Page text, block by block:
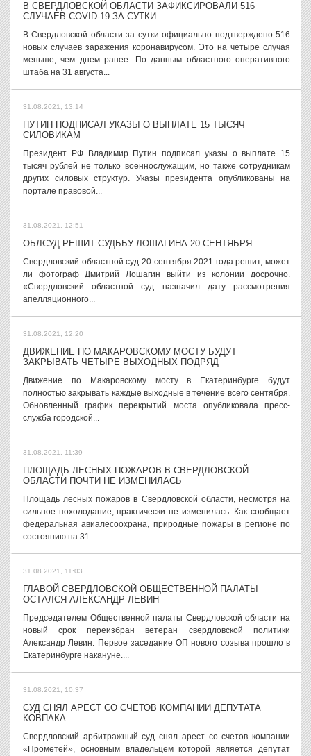
В СВЕРДЛОВСКОЙ ОБЛАСТИ ЗАФИКСИРОВАЛИ 516
СЛУЧАЕВ COVID-19 ЗА СУТКИ
В Свердловской области за сутки официально подтверждено 516
новых случаев заражения коронавирусом. Это на четыре случая
меньше, чем днем ранее. По данным областного оперативного
штаба на 31 августа...
31.08.2021, 13:14
ПУТИН ПОДПИСАЛ УКАЗЫ О ВЫПЛАТЕ 15 ТЫСЯЧ
СИЛОВИКАМ
Президент РФ Владимир Путин подписал указы о выплате 15
тысяч рублей не только военнослужащим, но также сотрудникам
других силовых структур. Указы президента опубликованы на
портале правовой...
31.08.2021, 12:51
ОБЛСУД РЕШИТ СУДЬБУ ЛОШАГИНА 20 СЕНТЯБРЯ
Свердловский областной суд 20 сентября 2021 года решит, может
ли фотограф Дмитрий Лошагин выйти из колонии досрочно.
«Свердловский областной суд назначил дату рассмотрения
апелляционного...
31.08.2021, 12:20
ДВИЖЕНИЕ ПО МАКАРОВСКОМУ МОСТУ БУДУТ
ЗАКРЫВАТЬ ЧЕТЫРЕ ВЫХОДНЫХ ПОДРЯД
Движение по Макаровскому мосту в Екатеринбурге будут
полностью закрывать каждые выходные в течение всего сентября.
Обновленный график перекрытий моста опубликовала пресс-
служба городской...
31.08.2021, 11:39
ПЛОЩАДЬ ЛЕСНЫХ ПОЖАРОВ В СВЕРДЛОВСКОЙ
ОБЛАСТИ ПОЧТИ НЕ ИЗМЕНИЛАСЬ
Площадь лесных пожаров в Свердловской области, несмотря на
сильное похолодание, практически не изменилась. Как сообщает
федеральная авиалесоохрана, природные пожары в регионе по
состоянию на 31...
31.08.2021, 11:03
ГЛАВОЙ СВЕРДЛОВСКОЙ ОБЩЕСТВЕННОЙ ПАЛАТЫ
ОСТАЛСЯ АЛЕКСАНДР ЛЕВИН
Председателем Общественной палаты Свердловской области на
новый срок переизбран ветеран свердловской политики
Александр Левин. Первое заседание ОП нового созыва прошло в
Екатеринбурге накануне....
31.08.2021, 10:37
СУД СНЯЛ АРЕСТ СО СЧЕТОВ КОМПАНИИ ДЕПУТАТА
КОВПАКА
Свердловский арбитражный суд снял арест со счетов компании
«Прометей», основным владельцем которой является депутат